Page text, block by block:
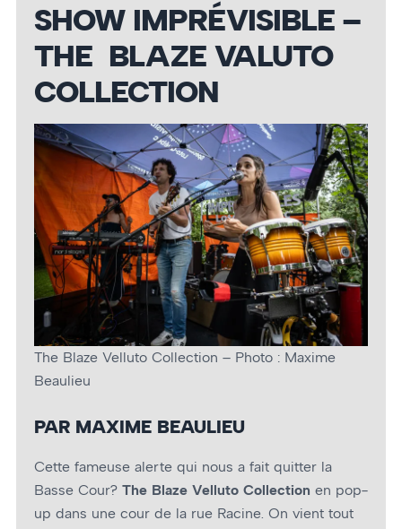
SHOW IMPRÉVISIBLE –
THE BLAZE VALUTO
COLLECTION
The Blaze Velluto Collection – Photo : Maxime
Beaulieu
PAR MAXIME BEAULIEU
Cette fameuse alerte qui nous a fait quitter la
Basse Cour? The Blaze Velluto Collection en pop-
up dans une cour de la rue Racine. On vient tout